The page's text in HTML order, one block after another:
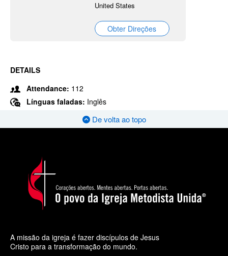
United States
Obter Direções
DETAILS
Attendance: 112
Línguas faladas: Inglês
De volta ao topo
A missão da igreja é fazer discípulos de Jesus
Cristo para a transformação do mundo.